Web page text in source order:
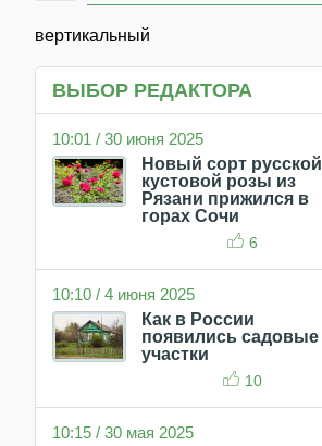
вертикальный
ВЫБОР РЕДАКТОРА
10:01 / 30 июня 2025
Новый сорт русской
кустовой розы из
Рязани прижился в
горах Сочи
6
10:10 / 4 июня 2025
Как в России
появились садовые
участки
10
10:15 / 30 мая 2025